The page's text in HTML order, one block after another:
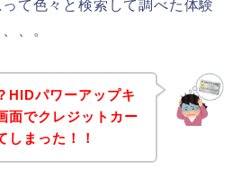
て色々と検索して調べた体験
、。
HIDパワーアップキ
面でクレジットカー
しまった！！